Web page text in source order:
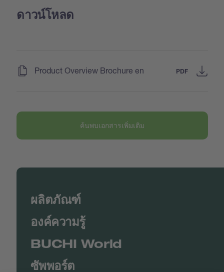
ดาวน์โหลด
Product Overview Brochure en PDF
ค้นพบเอกสารเพิ่มเติม
ผลิตภัณฑ์
องค์ความรู้
BUCHI World
ซัพพอร์ต